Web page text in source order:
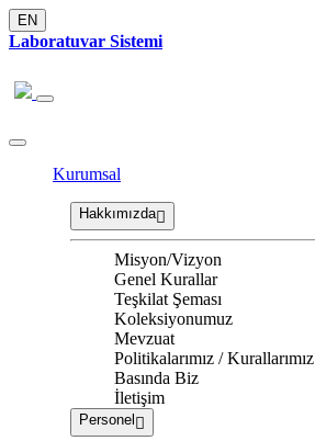
EN
Laboratuvar Sistemi
Kurumsal
Hakkımızda
Misyon/Vizyon
Genel Kurallar
Teşkilat Şeması
Koleksiyonumuz
Mevzuat
Politikalarımız / Kurallarımız
Basında Biz
İletişim
Personel